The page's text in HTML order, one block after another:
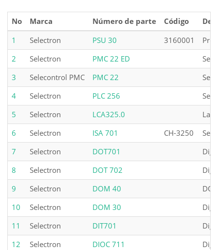
No Marca Número de parte Código
1
Selectron PSU 30 3160001
2
Selectron PMC 22 ED
3
Selecontrol PMC PMC 22
4
Selectron PLC 256
5
Selectron LCA325.0
6
Selectron ISA 701 CH-3250
7
Selectron DOT701
8
Selectron DOT 702
9
Selectron DOM 40
10
Selectron DOM 30
11
Selectron DIT701
12
Selectron DIOC 711